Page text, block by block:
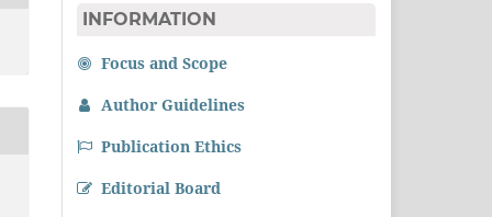
INFORMATION
Focus and Scope
Author Guidelines
Publication Ethics
Editorial Board